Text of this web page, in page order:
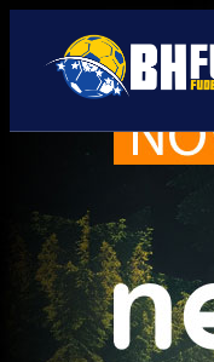
Zanimljivosti